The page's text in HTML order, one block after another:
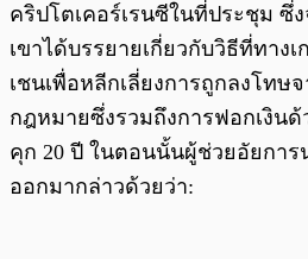
คริปโตเคอร์เรนซีในที่ประชุม ซึ่
เขาได้บรรยายเกี่ยวกับวิธีที่ทาง
เชนเพื่อหลีกเลี่ยงการถูกลงโทษ
กฎหมายซึ่งรวมถึงการฟอกเงิน
คุก 20 ปี ในตอนนั้นผู้ช่วยอัยการน
ออกมากล่าวด้วยว่า: